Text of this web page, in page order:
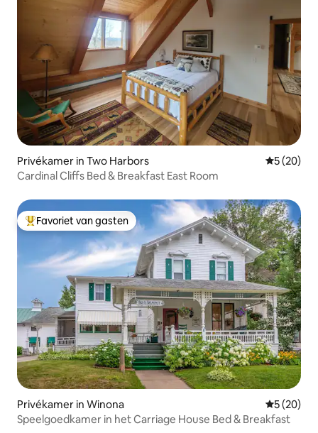
Privékamer in Two Harbors
5 (20)
Cardinal Cliffs Bed & Breakfast East Room
Topfavoriet van gasten
Favoriet van gasten
Privékamer in Winona
5 (20)
Speelgoedkamer in het Carriage House Bed & Breakfast